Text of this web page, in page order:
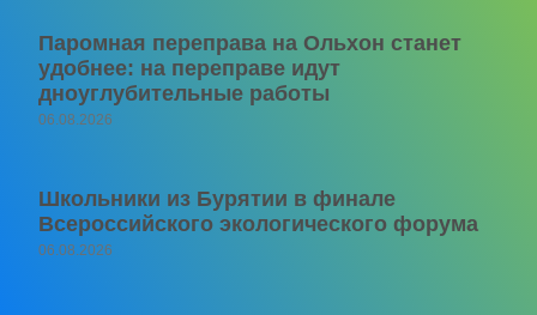
Паромная переправа на Ольхон станет
удобнее: на переправе идут
дноуглубительные работы
06.08.2026
Школьники из Бурятии в финале
Всероссийского экологического форума
06.08.2026